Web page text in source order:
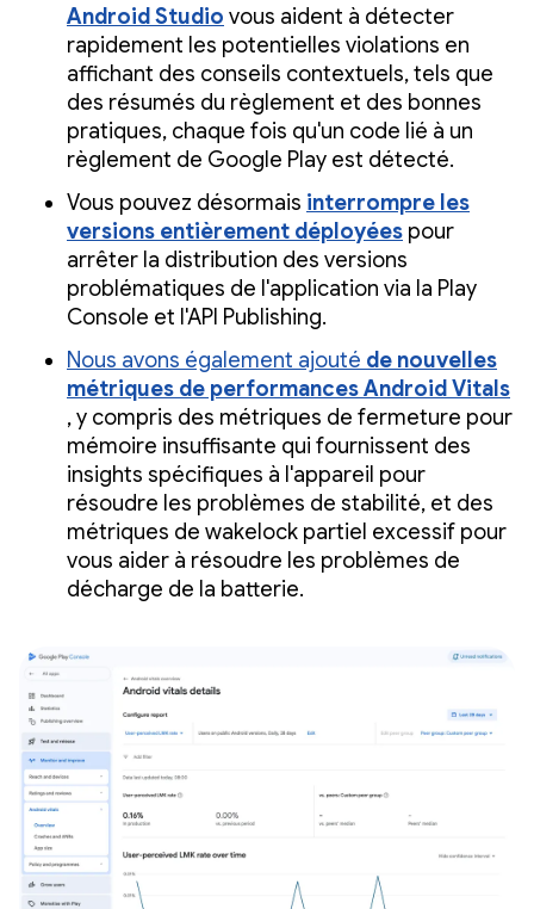
Android Studio vous aident à détecter
rapidement les potentielles violations en
affichant des conseils contextuels, tels que
des résumés du règlement et des bonnes
pratiques, chaque fois qu'un code lié à un
règlement de Google Play est détecté.
Vous pouvez désormais interrompre les
versions entièrement déployées pour
arrêter la distribution des versions
problématiques de l'application via la Play
Console et l'API Publishing.
Nous avons également ajouté de nouvelles
métriques de performances Android Vitals
, y compris des métriques de fermeture pour
mémoire insuffisante qui fournissent des
insights spécifiques à l'appareil pour
résoudre les problèmes de stabilité, et des
métriques de wakelock partiel excessif pour
vous aider à résoudre les problèmes de
décharge de la batterie.